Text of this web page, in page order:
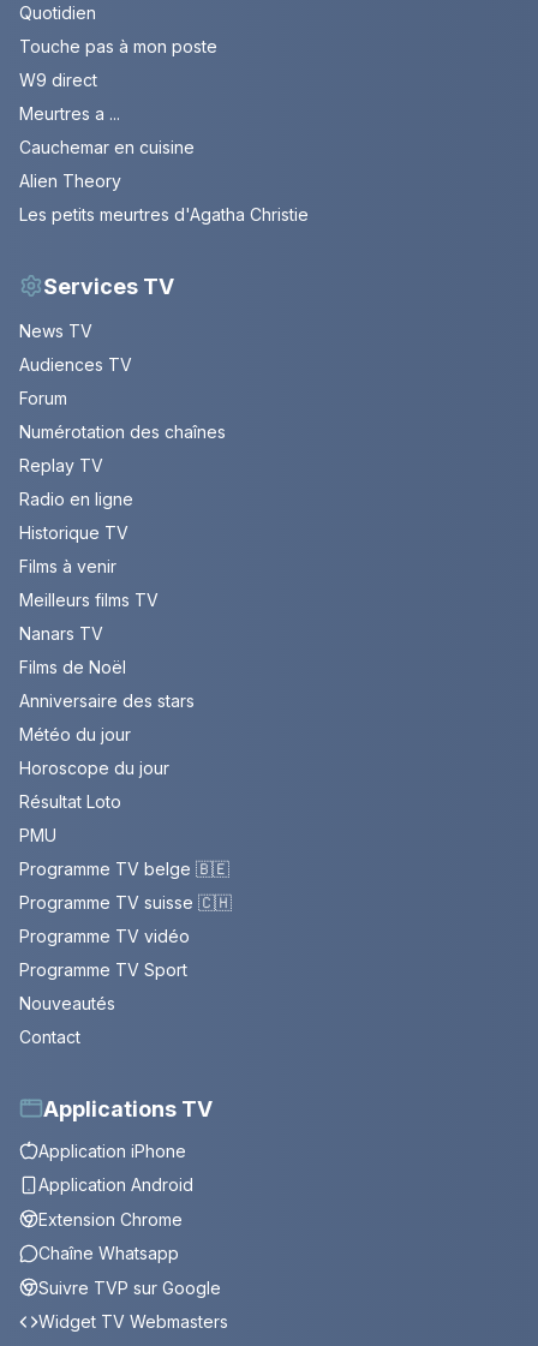
Quotidien
Touche pas à mon poste
W9 direct
Meurtres a ...
Cauchemar en cuisine
Alien Theory
Les petits meurtres d'Agatha Christie
Services TV
News TV
Audiences TV
Forum
Numérotation des chaînes
Replay TV
Radio en ligne
Historique TV
Films à venir
Meilleurs films TV
Nanars TV
Films de Noël
Anniversaire des stars
Météo du jour
Horoscope du jour
Résultat Loto
PMU
Programme TV belge 🇧🇪
Programme TV suisse 🇨🇭
Programme TV vidéo
Programme TV Sport
Nouveautés
Contact
Applications TV
Application iPhone
Application Android
Extension Chrome
Chaîne Whatsapp
Suivre TVP sur Google
Widget TV Webmasters